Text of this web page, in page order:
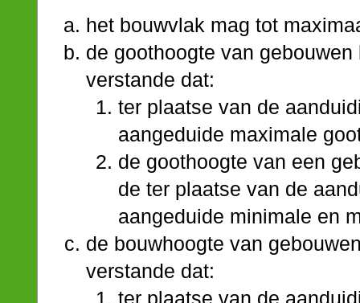
het bouwvlak mag tot
de goothoogte van
verstande dat:
ter plaatse van de
aangeduide maximale
de goothoogte van een
de ter plaatse van de
aangeduide minimale en
de bouwhoogte van
verstande dat:
ter plaatse van de